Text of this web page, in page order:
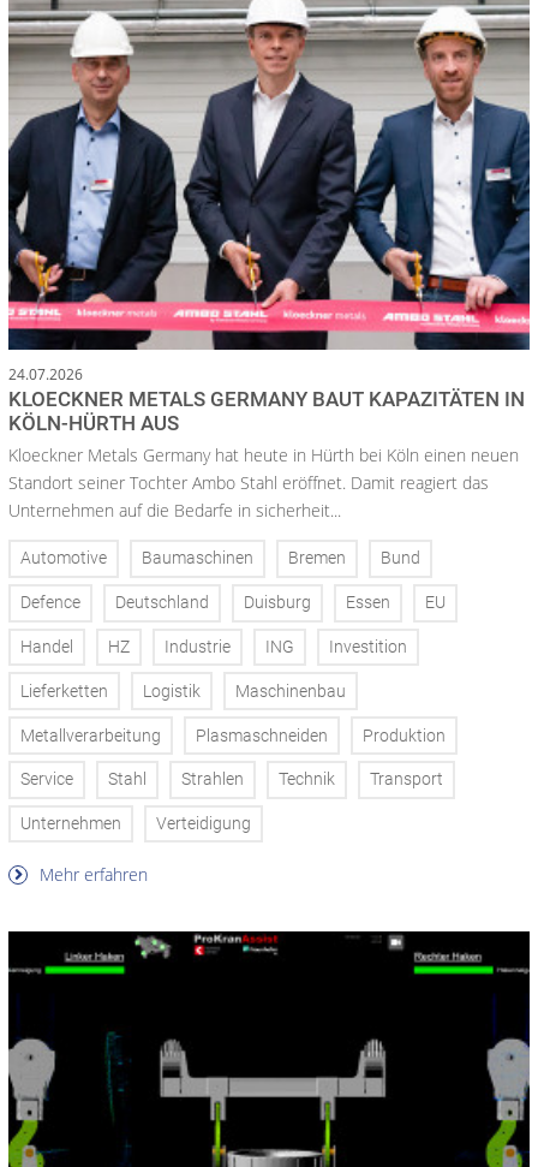
24.07.2026
KLOECKNER METALS GERMANY BAUT KAPAZITÄTEN IN
KÖLN-HÜRTH AUS
Kloeckner Metals Germany hat heute in Hürth bei Köln einen neuen
Standort seiner Tochter Ambo Stahl eröffnet. Damit reagiert das
Unternehmen auf die Bedarfe in sicherheit...
Automotive Baumaschinen Bremen Bund
Defence Deutschland Duisburg Essen EU
Handel HZ Industrie ING Investition
Lieferketten Logistik Maschinenbau
Metallverarbeitung Plasmaschneiden Produktion
Service Stahl Strahlen Technik Transport
Unternehmen Verteidigung
Mehr erfahren